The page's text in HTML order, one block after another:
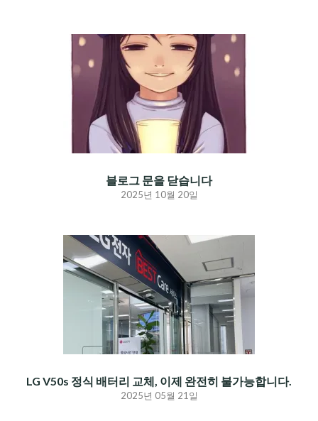
블로그 문을 닫습니다
2025년 10월 20일
LG V50s 정식 배터리 교체, 이제 완전히 불가능합니다.
2025년 05월 21일